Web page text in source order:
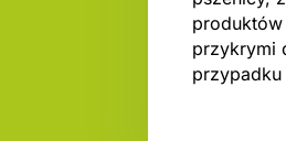
przykrymi